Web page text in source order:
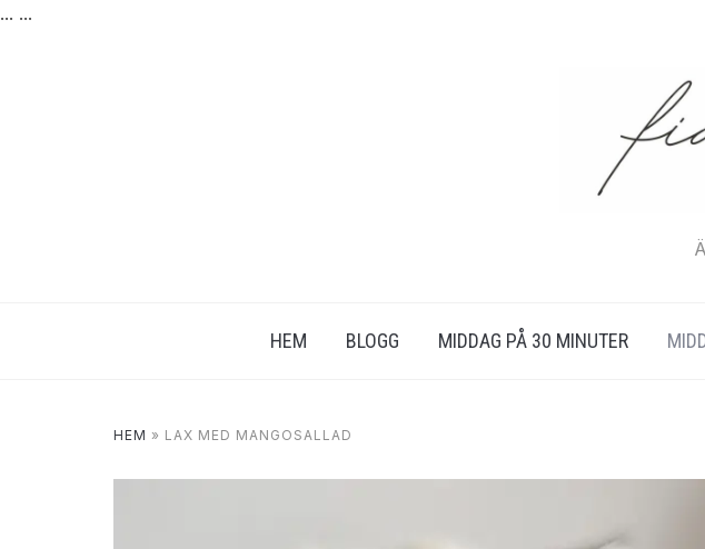
... ...
HEM BLOGG MIDDAG PÅ 30 MINUTER
HEM » LAX MED MANGOSALLAD